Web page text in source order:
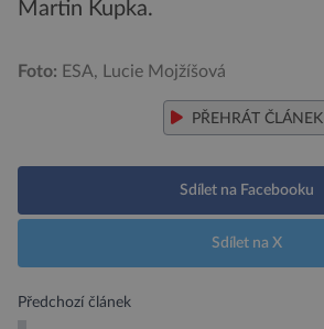
Martin Kupka.
Foto: ESA, Lucie Mojžíšová
PŘEHRÁT ČLÁNEK
Sdílet na Facebooku
Sdílet na X
Předchozí článek